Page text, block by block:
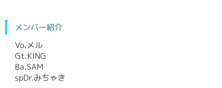
メンバー紹介
Vo.メル
Gt.KING
Ba.SAM
spDr.みちゃき